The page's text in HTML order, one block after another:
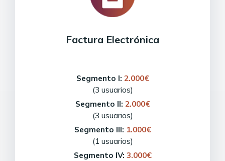
Factura Electrónica
Segmento I: 2.000€
(3 usuarios)
Segmento II: 2.000€
(3 usuarios)
Segmento III: 1.000€
(1 usuarios)
Segmento IV: 3.000€